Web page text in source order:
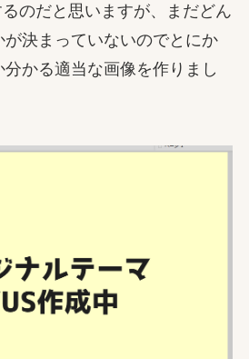
のだと思いますが、まだどん
決まっていないのでとにか
分かる適当な画像を作りまし